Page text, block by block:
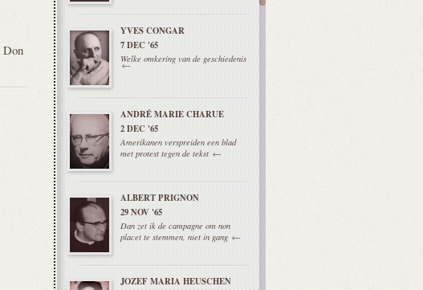
Don
YVES CONGAR
7 DEC '65
Welke omkering van de geschiedenis
ANDRÉ MARIE CHARUE
2 DEC '65
Amerikanen verspreiden een blad
met protest tegen de tekst
ALBERT PRIGNON
29 NOV '65
Dan zet ik de campagne om non
placet te stemmen, niet in gang
JOZEF MARIA HEUSCHEN